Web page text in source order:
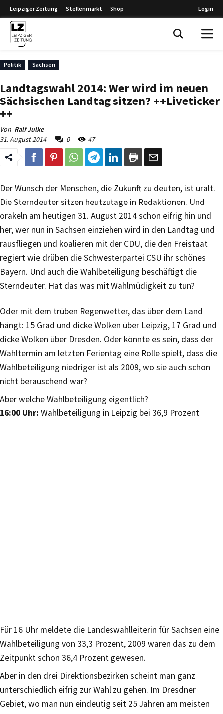
Leipziger Zeitung Stellenmarkt Shop Login
Politik Sachsen
Landtagswahl 2014: Wer wird im neuen
Sächsischen Landtag sitzen? ++Liveticker
++
Von Ralf Julke
31. August 2014
0 47
Der Wunsch der Menschen, die Zukunft zu deuten, ist uralt.
Die Sterndeuter sitzen heutzutage in Redaktionen. Und
orakeln am heutigen 31. August 2014 schon eifrig hin und
her, wer nun in Sachsen einziehen wird in den Landtag und
rausfliegen und koalieren mit der CDU, die den Freistaat
regiert wie drüben die Schwesterpartei CSU ihr schönes
Bayern. Und auch die Wahlbeteiligung beschäftigt die
Sterndeuter. Hat das was mit Wahlmüdigkeit zu tun?
Oder mit dem trüben Regenwetter, das über dem Land
hängt: 15 Grad und dicke Wolken über Leipzig, 17 Grad und
dicke Wolken über Dresden. Oder könnte es sein, dass der
Wahltermin am letzten Ferientag eine Rolle spielt, dass die
Wahlbeteiligung niedriger ist als 2009, wo sie auch schon
nicht berauschend war?
Aber welche Wahlbeteiligung eigentlich?
16:00 Uhr: Wahlbeteiligung in Leipzig bei 36,9 Prozent
Für 16 Uhr meldete die Landeswahlleiterin für Sachsen eine
Wahlbeteiligung von 33,3 Prozent, 2009 waren das zu dem
Zeitpunkt schon 36,4 Prozent gewesen.
Aber in den drei Direktionsbezirken scheint man ganz
unterschiedlich eifrig zur Wahl zu gehen. Im Dresdner
Gebiet, wo man nun eindeutig seit 25 Jahren am meisten